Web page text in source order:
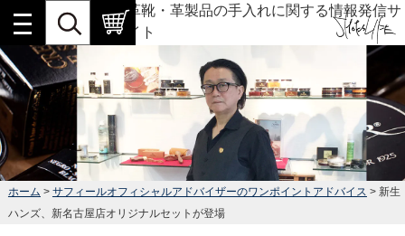
革靴・革製品の手入れに関する情報発信サ
イト
ホーム > サフィールオフィシャルアドバイザーのワンポイントアドバイス > 新生
ハンズ、新名古屋店オリジナルセットが登場